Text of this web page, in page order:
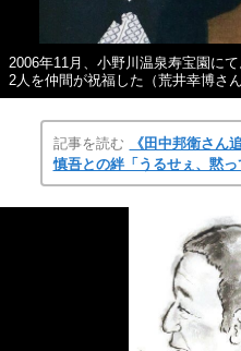
2006年11月、小野川温泉寿宝園に
2人を仲間が祝福した（荒井幸博さん
記事を読む
《田中邦衛さん
慎吾との絆「うるせぇ、黙っ